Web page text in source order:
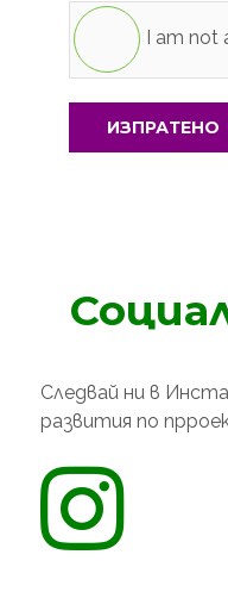
I am
ИЗПРАТЕНО
Следвай ни в
развития по